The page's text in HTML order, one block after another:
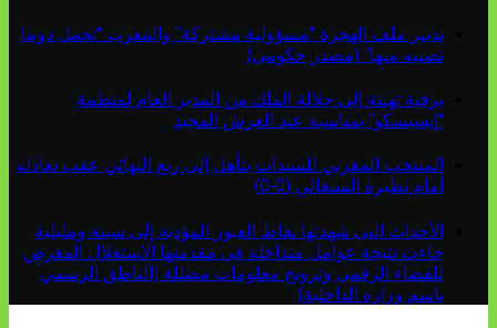
تدبير ملف الهجرة “مسؤولية مشتركة” والمغرب “تحمل دوما
نصيبه منها” (مصدر حكومي)
برقية تهنئة إلى جلالة الملك من المدير العام لمنظمة
“إيسيسكو” بمناسبة عيد العرش المجيد
المنتخب المغربي للسيدات يتأهل إلى ربع النهائي عقب تعادله
أمام نظيره السنغالي (0-0)
الأحداث التي شهدتها نقاط العبور المؤدية إلى سبتة ومليلية
جاءت نتيجة عوامل متداخلة في مقدمتها الاستغلال المغرض
للفضاء الرقمي وترويج معلومات مضللة (الناطق الرسمي
باسم وزارة الداخلية)